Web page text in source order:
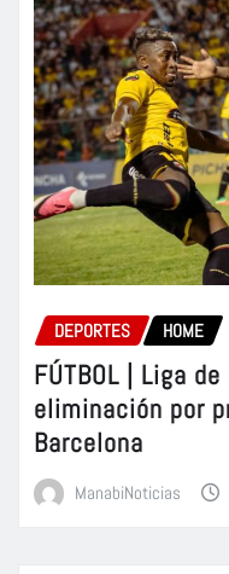
DEPORTES HOME
FÚTBOL | Liga
eliminación por
Barcelona
ManabiNoticias